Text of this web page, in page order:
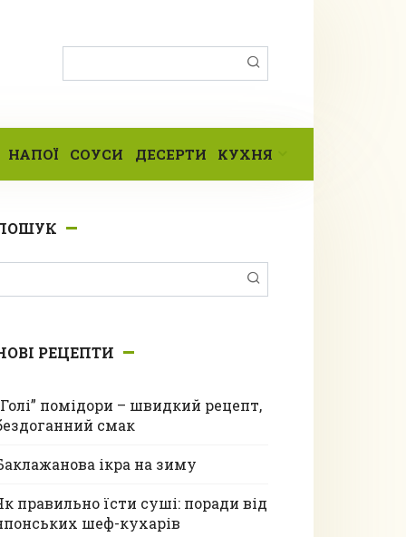
НАПОЇ СОУСИ ДЕСЕРТИ КУХНЯ
РЕЦЕПТИ
помідори – швидкий рецепт,
смак
ікра на зиму
правильно їсти суші: поради від
шеф-кухарів